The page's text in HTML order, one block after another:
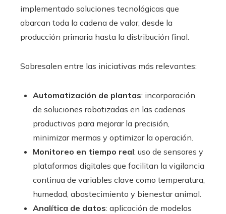
implementado soluciones tecnológicas que
abarcan toda la cadena de valor, desde la
producción primaria hasta la distribución final.
Sobresalen entre las iniciativas más relevantes:
Automatización de plantas: incorporación
de soluciones robotizadas en las cadenas
productivas para mejorar la precisión,
minimizar mermas y optimizar la operación.
Monitoreo en tiempo real: uso de sensores y
plataformas digitales que facilitan la vigilancia
continua de variables clave como temperatura,
humedad, abastecimiento y bienestar animal.
Analítica de datos: aplicación de modelos